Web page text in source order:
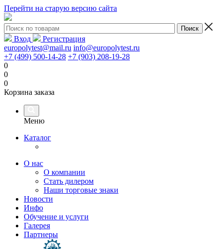
Перейти на старую версию сайта
Вход
Регистрация
europolytest@mail.ru info@europolytest.ru
+7 (499) 500-14-28 +7 (903) 208-19-28
0
0
0
Корзина заказа
Меню
Каталог
О нас
О компании
Стать дилером
Наши торговые знаки
Новости
Инфо
Обучение и услуги
Галерея
Партнеры